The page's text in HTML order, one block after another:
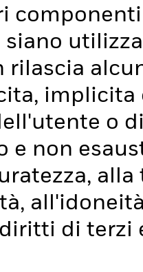
rilascia
o
e non
di terzi